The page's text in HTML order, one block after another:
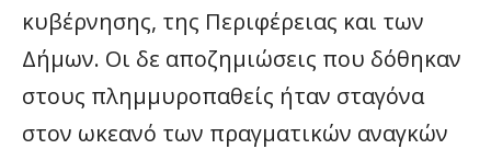
κυβέρνησης, της Περιφέρειας και των
Δήμων. Οι δε αποζημιώσεις που δόθηκαν
στους πλημμυροπαθείς ήταν σταγόνα
στον ωκεανό των πραγματικών αναγκών